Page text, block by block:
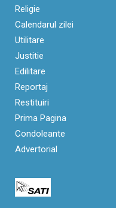
Religie
Calendarul zilei
Utilitare
Justitie
Edilitare
Reportaj
Restituiri
Prima Pagina
Condoleante
Advertorial